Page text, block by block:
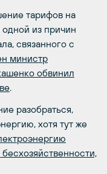
тарифов на
из причин
связанного с
министр
обвинил
.
разобраться,
хотя тут же